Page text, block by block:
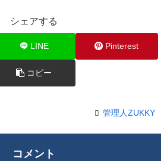
シェアする
LINE Pinterest
コピー
管理人ZUKKY
コメント